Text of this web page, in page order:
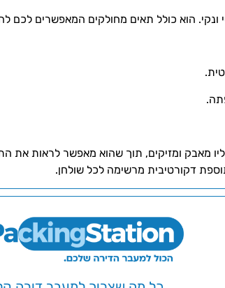
ונקי. הוא כולל תאים מחולקים המאפשרים לכם
דקורטיבית מרשימה לכל שולחן.